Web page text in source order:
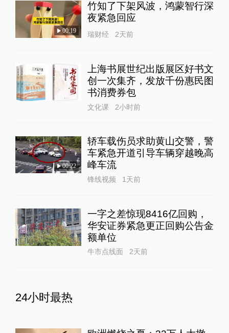
00:19
竹知了下架风波，鸿蒙智行深
夜紧急回应
瑞财经 2天前
上海书展世纪出版展区好书文
创一次集齐，发放千份惠民图
书消费券包
文化课 2小时前
00:22
轿车载伤员求助黄山交警，警
车紧急开道引导车辆穿越晚高
峰车流
锋线视频 1天前
一字之差惊现8416亿回购，
华安证券紧急更正回购公告金
额单位
牛市点线面 2天前
24小时最热